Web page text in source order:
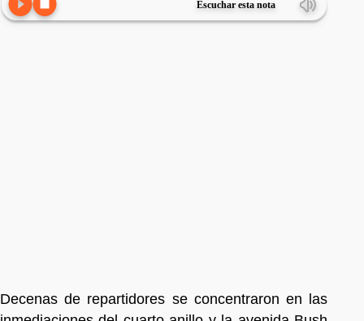
Escuchar esta nota
Decenas de repartidores se concentraron en las